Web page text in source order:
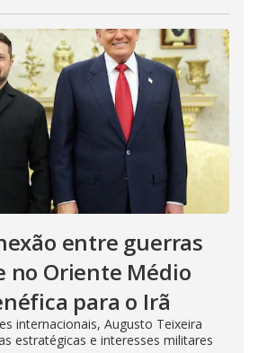
entre guerras
no Oriente Médio
para o Irã
internacionais, Augusto Teixeira
estratégicas e interesses militares